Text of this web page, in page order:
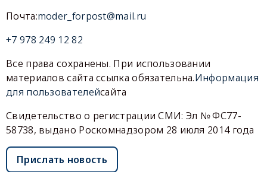
Почта:moder_forpost@mail.ru
+7 978 249 12 82
Все права сохранены. При использовании
материалов сайта ссылка обязательна.Информация
для пользователейсайта
Свидетельство о регистрации СМИ: Эл № ФС77-
58738, выдано Роскомнадзором 28 июля 2014 года
Прислать новость